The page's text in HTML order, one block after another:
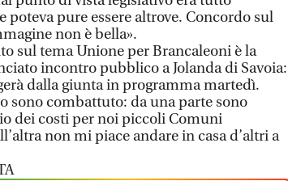
poteva pure essere altrove. Concordo sul
non è bella».
sul tema Unione per Brancaleoni è la
incontro pubblico a Jolanda di Savoia:
dalla giunta in programma martedì.
sono combattuto: da una parte sono
dei costi per noi piccoli Comuni
non mi piace andare in casa d’altri a